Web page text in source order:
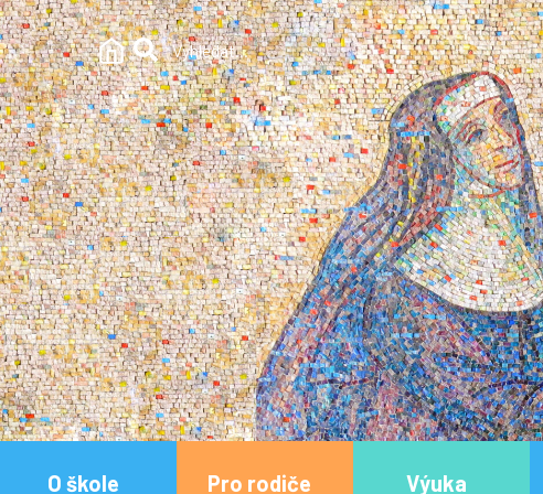
O škole Pro rodiče Výuka